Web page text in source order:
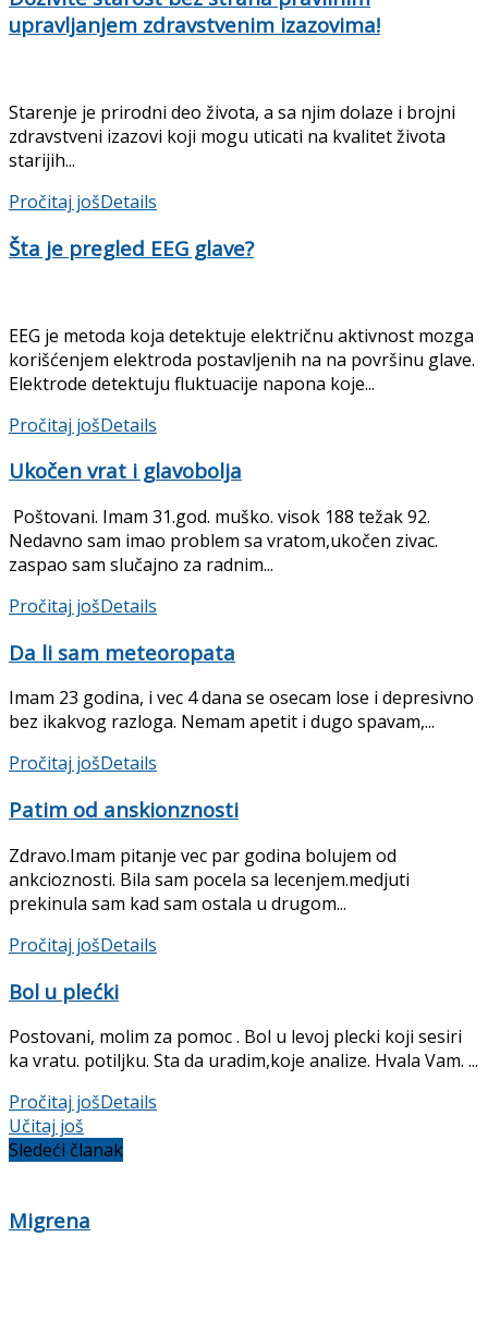
upravljanjem zdravstvenim izazovima!
Starenje je prirodni deo života, a sa njim dolaze i brojni
zdravstveni izazovi koji mogu uticati na kvalitet života
starijih...
Pročitaj jošDetails
Šta je pregled EEG glave?
EEG je metoda koja detektuje električnu aktivnost mozga
korišćenjem elektroda postavljenih na na površinu glave.
Elektrode detektuju fluktuacije napona koje...
Pročitaj jošDetails
Ukočen vrat i glavobolja
Poštovani. Imam 31.god. muško. visok 188 težak 92.
Nedavno sam imao problem sa vratom,ukočen zivac.
zaspao sam slučajno za radnim...
Pročitaj jošDetails
Da li sam meteoropata
Imam 23 godina, i vec 4 dana se osecam lose i depresivno
bez ikakvog razloga. Nemam apetit i dugo spavam,...
Pročitaj jošDetails
Patim od anskionznosti
Zdravo.Imam pitanje vec par godina bolujem od
ankcioznosti. Bila sam pocela sa lecenjem.medjuti
prekinula sam kad sam ostala u drugom...
Pročitaj jošDetails
Bol u plećki
Postovani, molim za pomoc . Bol u levoj plecki koji sesiri
ka vratu. potiljku. Sta da uradim,koje analize. Hvala Vam. ...
Pročitaj jošDetails
Učitaj još
Sledeći članak
Migrena